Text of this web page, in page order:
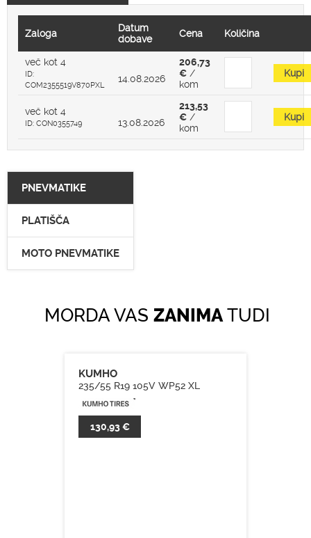
Zaloga
Datum
dobave
Cena Količina
več kot 4
ID:
COM2355519V870PXL
14.08.2026
206,73
€ /
kom
Kupi
več kot 4
ID: CON0355749 13.08.2026
213,53
€ /
kom
Kupi
PNEVMATIKE
PLATIŠČA
MOTO PNEVMATIKE
MORDA VAS ZANIMATUDI
KUMHO
235/55 R19 105V WP52 XL
130,93 €